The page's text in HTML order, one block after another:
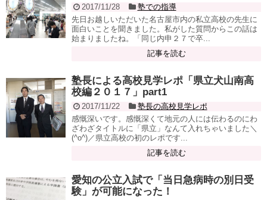
2017/11/28
塾での指導
先日お越しいただいた名古屋市内の私立高校の先生に
面白いことを聞きました。私がした質問からこの話は
始まりましたね。「同じ内申２７で卒...
記事を読む
塾長による高校見学レポ「県立犬山南高
校編２０１７」part1
2017/11/22
塾長の高校見学レポ
感慨深いです。感慨深くて地元の人には伝わるのにわ
ざわざタイトルに「県立」なんて入れちゃいました＼
(^o^)／県立高校の初のレポです...
記事を読む
愛知の公立入試で「当日急病時の別日受
験」が可能になった！